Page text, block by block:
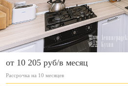
от 10 205 руб/в месяц
Рассрочка на 10 месяцев